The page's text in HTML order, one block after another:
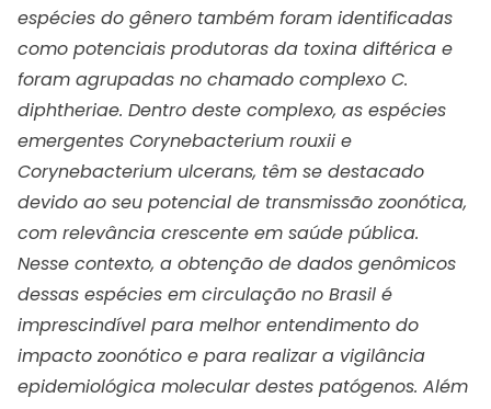
espécies do gênero também foram identificadas
como potenciais produtoras da toxina diftérica e
foram agrupadas no chamado complexo C.
diphtheriae. Dentro deste complexo, as espécies
emergentes Corynebacterium rouxii e
Corynebacterium ulcerans, têm se destacado
devido ao seu potencial de transmissão zoonótica,
com relevância crescente em saúde pública.
Nesse contexto, a obtenção de dados genômicos
dessas espécies em circulação no Brasil é
imprescindível para melhor entendimento do
impacto zoonótico e para realizar a vigilância
epidemiológica molecular destes patógenos. Além